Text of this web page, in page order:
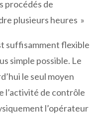
procédés de
plusieurs heures »
suffisamment flexible
simple possible. Le
le seul moyen
l’activité de contrôle
l’opérateur